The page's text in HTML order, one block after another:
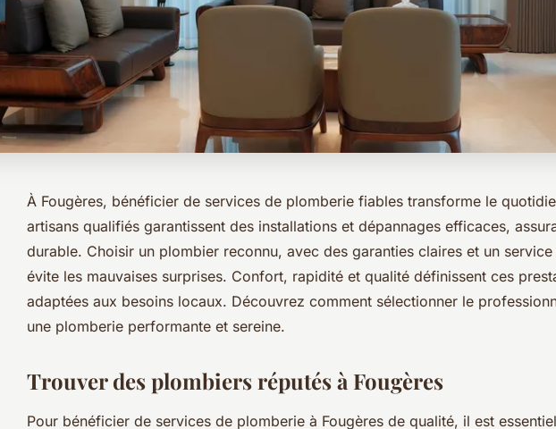
À Fougères, bénéficier de services de plomberie fiables transforme le
artisans qualifiés garantissent des installations et dépannages efficaces,
durable. Choisir un plombier reconnu, avec des garanties claires et un service
évite les mauvaises surprises. Confort, rapidité et qualité définissent ces
adaptées aux besoins locaux. Découvrez comment sélectionner le
une plomberie performante et sereine.
Trouver des plombiers réputés à Fougères
Pour bénéficier de services de plomberie à Fougères de qualité, il est